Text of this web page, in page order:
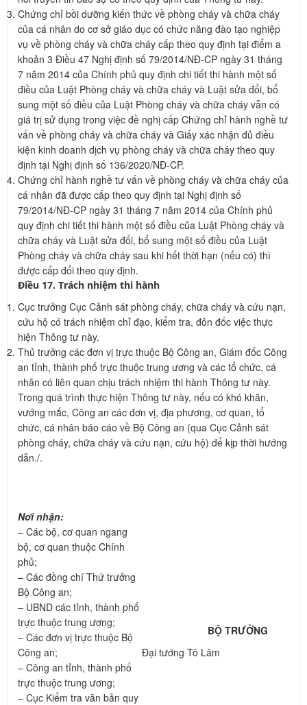
Chứng chỉ bồi dưỡng kiến thức về phòng cháy và chữa cháy
của cá nhân do cơ sở giáo dục có chức năng đào tạo nghiệp
vụ về phòng cháy và chữa cháy cấp theo quy định tại điểm a
khoản 3 Điều 47 Nghị định số 79/2014/NĐ-CP ngày 31 tháng
7 năm 2014 của Chính phủ quy định chi tiết thi hành một số
điều của Luật Phòng cháy và chữa cháy và Luật sửa đổi, bổ
sung một số điều của Luật Phòng cháy và chữa cháy vẫn có
giá trị sử dụng trong việc đề nghị cấp Chứng chỉ hành nghề tư
vấn về phòng cháy và chữa cháy và Giấy xác nhận đủ điều
kiện kinh doanh dịch vụ phòng cháy và chữa cháy theo quy
định tại Nghị định số 136/2020/NĐ-CP.
Chứng chỉ hành nghề tư vấn về phòng cháy và chữa cháy của
cá nhân đã được cấp theo quy định tại Nghị định số
79/2014/NĐ-CP ngày 31 tháng 7 năm 2014 của Chính phủ
quy định chi tiết thi hành một số điều của Luật Phòng cháy và
chữa cháy và Luật sửa đổi, bổ sung một số điều của Luật
Phòng cháy và chữa cháy sau khi hết thời hạn (nếu có) thì
được cấp đổi theo quy định.
Điều 17. Trách nhiệm thi hành
Cục trưởng Cục Cảnh sát phòng cháy, chữa cháy và cứu nạn,
cứu hộ có trách nhiệm chỉ đạo, kiểm tra, đôn đốc việc thực
hiện Thông tư này.
Thủ trưởng các đơn vị trực thuộc Bộ Công an, Giám đốc Công
an tỉnh, thành phố trực thuộc trung ương và các tổ chức, cá
nhân có liên quan chịu trách nhiệm thi hành Thông tư này.
Trong quá trình thực hiện Thông tư này, nếu có khó khăn,
vướng mắc, Công an các đơn vị, địa phương, cơ quan, tổ
chức, cá nhân báo cáo về Bộ Công an (qua Cục Cảnh sát
phòng cháy, chữa cháy và cứu nạn, cứu hộ) để kịp thời hướng
dẫn./.
Nơi nhận:
– Các bộ, cơ quan ngang
bộ, cơ quan thuộc Chính
phủ;
– Các đồng chí Thứ trưởng
Bộ Công an;
– UBND các tỉnh, thành phố
trực thuộc trung ương;
– Các đơn vị trực thuộc Bộ
Công an;
– Công an tỉnh, thành phố
trực thuộc trung ương;
– Cục Kiểm tra văn bản quy
BỘ TRƯỞNG
Đại tướng Tô Lâm